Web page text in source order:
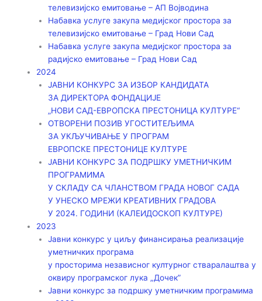
телевизијско емитовање – АП Војводинa
Набавка услуге закупа медијског простора за
телевизијско емитовање – Град Нови Сад
Набавка услуге закупа медијског простора за
радијско емитовање – Град Нови Сад
2024
ЈАВНИ КОНКУРС ЗА ИЗБОР КАНДИДАТА
ЗА ДИРЕКТОРА ФОНДАЦИЈЕ
„НОВИ САД-ЕВРОПСКА ПРЕСТОНИЦА КУЛТУРЕ“
ОТВОРЕНИ ПОЗИВ УГОСТИТЕЉИМА
ЗА УКЉУЧИВАЊЕ У ПРОГРАМ
ЕВРОПСКЕ ПРЕСТОНИЦЕ КУЛТУРЕ
ЈАВНИ КОНКУРС ЗА ПОДРШКУ УМЕТНИЧКИМ
ПРОГРАМИМА
У СКЛАДУ СА ЧЛАНСТВОМ ГРАДА НОВОГ САДА
У УНЕСКО МРЕЖИ КРЕАТИВНИХ ГРАДОВА
У 2024. ГОДИНИ (КАЛЕИДОСКОП КУЛТУРЕ)
2023
Јавни конкурс у циљу финансирања реализације
уметничких програма
у просторима независног културног стваралаштва у
оквиру програмског лука „Дочек”
Јавни конкурс за подршку уметничким програмима